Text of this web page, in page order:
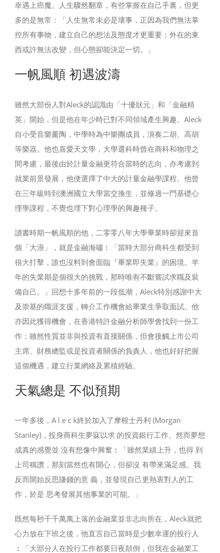
幸遇上癌魔。人生驟然翻章，有些掌握在自己手裏，但更
多的是無常：「人生無常未必是壞事，正因為我們無法掌
控所有事物，建立自己的想法及態度才更重要；外在的東
西或許無法改變，但心態卻能決定一切。」
一帆風順 初遇波濤
雖然大部份人對Aleck的認識由「十優狀元」和「金融精
英」開始，但是他在年少時已對不同領域產生興趣。Aleck
自小受音樂薰陶，中學時為中樂團成員，演奏二胡、高胡
等樂器。他也喜愛天文學，大學選科時曾在商科和物理之
間考慮，最後由於計量金融更符合當時的志向，亦考慮到
就業前景發展，他便選擇了中大的計量金融學課程。他曾
在三年級時到澳洲國立大學當交換生，並修過一門基礎心
理學課程，不覺也埋下對心理學的興趣種子。
讀書時期一帆風順的他，二零零八年大學畢業時卻迎來首
個「大浪」，就是金融海嘯︰「當時大部分商科生都受到
很大打擊，誰也沒料到會面臨『畢業即失業』的困境。半
年的失業期是個很大的挑戰，那時唯有不斷嘗試求職及裝
備自己。」回想十多年前的一段低潮，Aleck特別感謝中大
及崇基的職涯支援，轉介工作機會給畢業生爭取面試。他
亦因此獲得機會，在香港特許金融分析師學會找到一份工
作；雖然性質並非與投資有直接關係，但會接觸上市公司
主席、財務總監或是投資者關係的負責人，他也好好把握
這個機遇，建立行業網絡及累積經驗。
天氣總是 不似預期
一年多後，A l e c k終於加入了摩根士丹利 (Morgan
Stanley)，投身商科生夢寐以求 的投資銀行工作。然而夢想
成真的感覺並 沒有想像中興奮︰「雖然業績上升，也得 到
上司稱讚，那刻當然也有開心，但卻沒 有帶來滿足感。我
反而開始反思賺錢的意 義，並發現自己更熱衷對人的工
作，於是 思考發展其他事業的可能。」
既然每秒千千萬萬上落的金融業並非志向所在，Aleck就把
心力放在下班之後，他直言自己當時是少數幸運的投行人
︰「大部分人在投行工作都要日夜顛倒，但我在金融業工